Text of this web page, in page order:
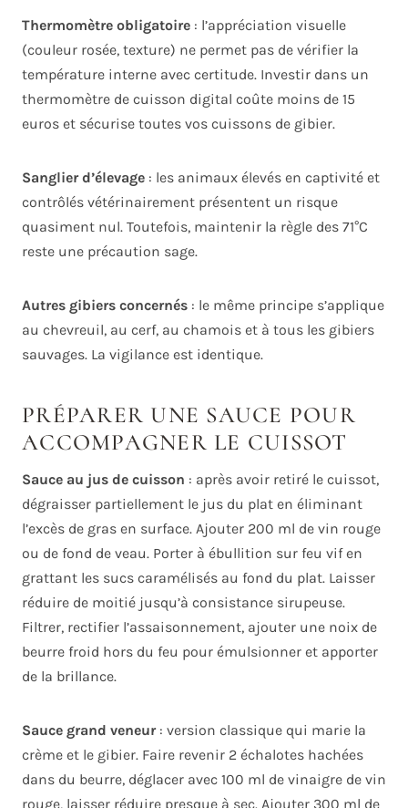
Thermomètre obligatoire : l’appréciation visuelle
(couleur rosée, texture) ne permet pas de vérifier la
température interne avec certitude. Investir dans un
thermomètre de cuisson digital coûte moins de 15
euros et sécurise toutes vos cuissons de gibier.
Sanglier d’élevage : les animaux élevés en captivité et
contrôlés vétérinairement présentent un risque
quasiment nul. Toutefois, maintenir la règle des 71°C
reste une précaution sage.
Autres gibiers concernés : le même principe s’applique
au chevreuil, au cerf, au chamois et à tous les gibiers
sauvages. La vigilance est identique.
PRÉPARER UNE SAUCE POUR
ACCOMPAGNER LE CUISSOT
Sauce au jus de cuisson : après avoir retiré le cuissot,
dégraisser partiellement le jus du plat en éliminant
l’excès de gras en surface. Ajouter 200 ml de vin rouge
ou de fond de veau. Porter à ébullition sur feu vif en
grattant les sucs caramélisés au fond du plat. Laisser
réduire de moitié jusqu’à consistance sirupeuse.
Filtrer, rectifier l’assaisonnement, ajouter une noix de
beurre froid hors du feu pour émulsionner et apporter
de la brillance.
Sauce grand veneur: version classique qui marie la
crème et le gibier. Faire revenir 2 échalotes hachées
dans du beurre, déglacer avec 100 ml de vinaigre de vin
rouge, laisser réduire presque à sec. Ajouter 300 ml de